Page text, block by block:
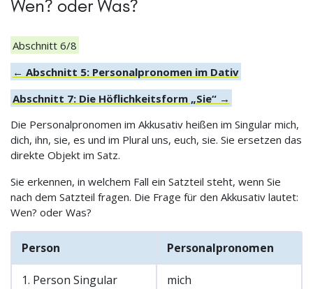
Wen? oder Was?
Abschnitt 6/8
← Abschnitt 5: Personalpronomen im Dativ
Abschnitt 7: Die Höflichkeitsform „Sie“ →
Die Personalpronomen im Akkusativ heißen im Singular mich,
dich, ihn, sie, es und im Plural uns, euch, sie. Sie ersetzen das
direkte Objekt im Satz.
Sie erkennen, in welchem Fall ein Satzteil steht, wenn Sie
nach dem Satzteil fragen. Die Frage für den Akkusativ lautet:
Wen? oder Was?
Person Personalpronomen
1. Person Singular mich